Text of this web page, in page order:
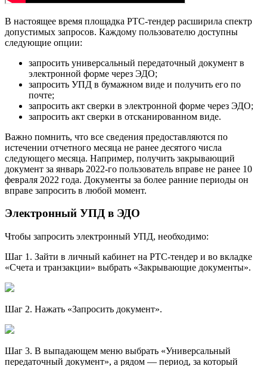
В настоящее время площадка РТС-тендер расширила спектр
допустимых запросов. Каждому пользователю доступны
следующие опции:
запросить универсальный передаточный документ в
электронной форме через ЭДО;
запросить УПД в бумажном виде и получить его по
почте;
запросить акт сверки в электронной форме через ЭДО;
запросить акт сверки в отсканированном виде.
Важно помнить, что все сведения предоставляются по
истечении отчетного месяца не ранее десятого числа
следующего месяца. Например, получить закрывающий
документ за январь 2022-го пользователь вправе не ранее 10
февраля 2022 года. Документы за более ранние периоды он
вправе запросить в любой момент.
Электронный УПД в ЭДО
Чтобы запросить электронный УПД, необходимо:
Шаг 1. Зайти в личный кабинет на РТС-тендер и во вкладке
«Счета и транзакции» выбрать «Закрывающие документы».
Шаг 2. Нажать «Запросить документ».
Шаг 3. В выпадающем меню выбрать «Универсальный
передаточный документ», а рядом — период, за который